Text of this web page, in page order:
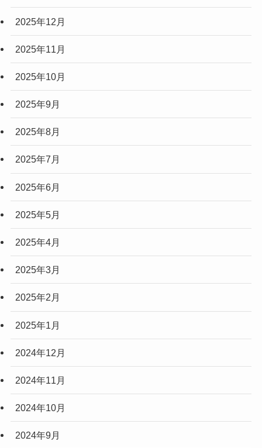
2025年12月
2025年11月
2025年10月
2025年9月
2025年8月
2025年7月
2025年6月
2025年5月
2025年4月
2025年3月
2025年2月
2025年1月
2024年12月
2024年11月
2024年10月
2024年9月